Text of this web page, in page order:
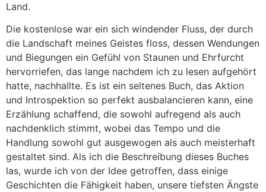
Land.
Die kostenlose war ein sich windender Fluss, der durch
die Landschaft meines Geistes floss, dessen Wendungen
und Biegungen ein Gefühl von Staunen und Ehrfurcht
hervorriefen, das lange nachdem ich zu lesen aufgehört
hatte, nachhallte. Es ist ein seltenes Buch, das Aktion
und Introspektion so perfekt ausbalancieren kann, eine
Erzählung schaffend, die sowohl aufregend als auch
nachdenklich stimmt, wobei das Tempo und die
Handlung sowohl gut ausgewogen als auch meisterhaft
gestaltet sind. Als ich die Beschreibung dieses Buches
las, wurde ich von der Idee getroffen, dass einige
Geschichten die Fähigkeit haben, unsere tiefsten Ängste